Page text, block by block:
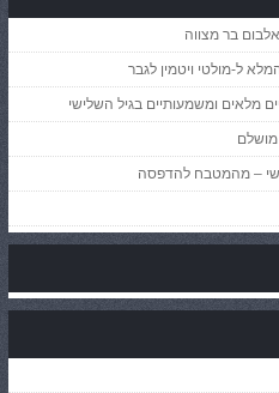
בר מצווה
ל-מולטי ויטמין לגבר
מלאים ומשמעותיים בגיל השלישי
מושלם
– מהמטבח להדפסה